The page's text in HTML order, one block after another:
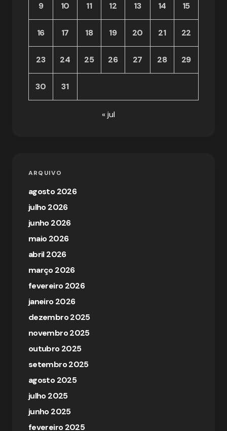
9 10 11 12 13 14 15
16 17 18 19 20 21 22
23 24 25 26 27 28 29
30 31
« jul
ARQUIVO
agosto 2026
julho 2026
junho 2026
maio 2026
abril 2026
março 2026
fevereiro 2026
janeiro 2026
dezembro 2025
novembro 2025
outubro 2025
setembro 2025
agosto 2025
julho 2025
junho 2025
fevereiro 2025